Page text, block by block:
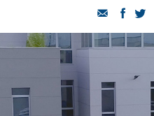
CHI SIAMO
SERVIZI